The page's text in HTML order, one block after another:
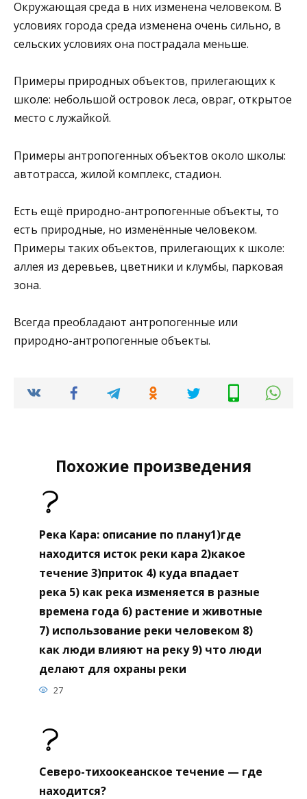
Окружающая среда в них изменена человеком. В
условиях города среда изменена очень сильно, в
сельских условиях она пострадала меньше.
Примеры природных объектов, прилегающих к
школе: небольшой островок леса, овраг, открытое
место с лужайкой.
Примеры антропогенных объектов около школы:
автотрасса, жилой комплекс, стадион.
Есть ещё природно-антропогенные объекты, то
есть природные, но изменённые человеком.
Примеры таких объектов, прилегающих к школе:
аллея из деревьев, цветники и клумбы, парковая
зона.
Всегда преобладают антропогенные или
природно-антропогенные объекты.
Похожие произведения
Река Кара: описание по плану1)где
находится исток реки кара 2)какое
течение 3)приток 4) куда впадает
река 5) как река изменяется в разные
времена года 6) растение и животные
7) использование реки человеком 8)
как люди влияют на реку 9) что люди
делают для охраны реки
27
Северо-тихоокеанское течение — где
находится?